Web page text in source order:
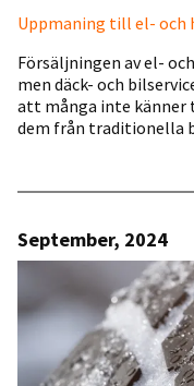
Uppmaning till el- och
Försäljningen av el-
men däck- och
att många inte känner
dem från traditionella
September, 2024